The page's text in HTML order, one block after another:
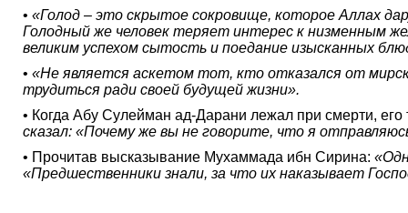
• «Голод – это скрытое сокровище, которое Аллах
Голодный же человек теряет интерес к низменным
великим успехом сытость и поедание изысканных
• «Не является аскетом тот, кто отказался от
трудиться ради своей будущей жизни».
• Когда Абу Сулейман ад-Дарани лежал при смерти, его
сказал: «Почему же вы не говорите, что я
• Прочитав высказывание Мухаммада ибн Сирина:
«Предшественники знали, за что их наказывает